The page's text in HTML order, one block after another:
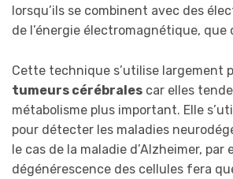
lorsqu’ils se combinent avec des
de l’énergie électromagnétique, que
Cette technique s’utilise largement
tumeurs cérébrales car elles
métabolisme plus important. Elle
pour détecter les maladies
le cas de la maladie d’Alzheimer, par
dégénérescence des cellules fera